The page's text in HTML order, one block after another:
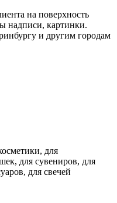
на поверхность
надписи, картинки.
и другим городам
для
для сувениров, для
для свечей